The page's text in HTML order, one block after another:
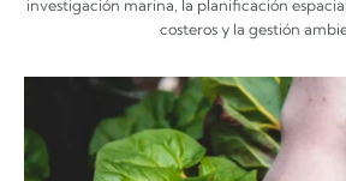
investigación marina, la planificación
costeros y la gestión